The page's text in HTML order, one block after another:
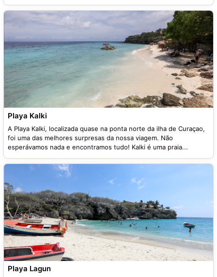
Playa Kalki
A Playa Kalki, localizada quase na ponta norte da ilha de Curaçao,
foi uma das melhores surpresas da nossa viagem. Não
esperávamos nada e encontramos tudo! Kalki é uma praia...
Playa Lagun